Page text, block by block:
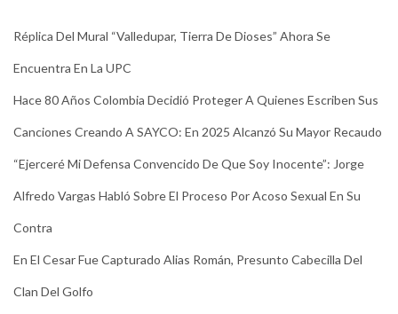
Réplica Del Mural “Valledupar, Tierra De Dioses” Ahora Se
Encuentra En La UPC
Hace 80 Años Colombia Decidió Proteger A Quienes Escriben Sus
Canciones Creando A SAYCO: En 2025 Alcanzó Su Mayor Recaudo
“Ejerceré Mi Defensa Convencido De Que Soy Inocente”: Jorge
Alfredo Vargas Habló Sobre El Proceso Por Acoso Sexual En Su
Contra
En El Cesar Fue Capturado Alias Román, Presunto Cabecilla Del
Clan Del Golfo